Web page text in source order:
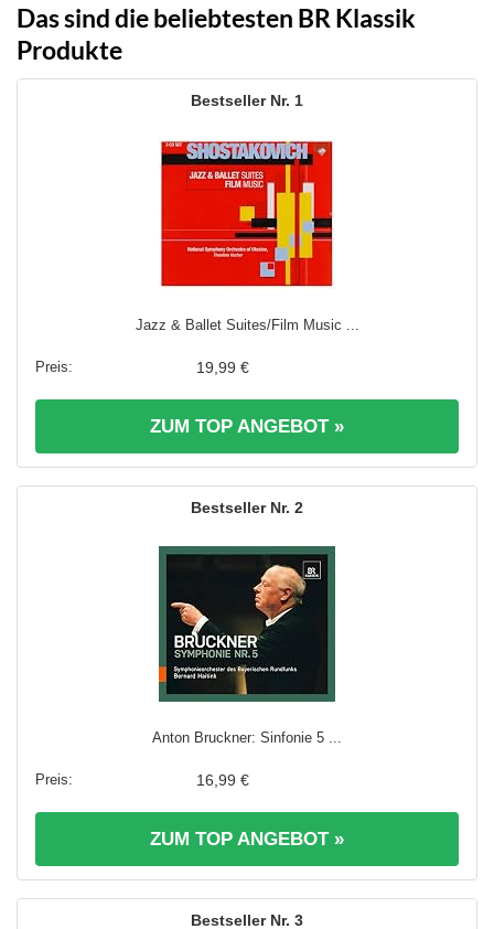
Das sind die beliebtesten BR Klassik
Produkte
1
Jazz & Ballet Suites/Film Music ...
19,99 €
ZUM TOP ANGEBOT »
2
Anton Bruckner: Sinfonie 5 ...
16,99 €
ZUM TOP ANGEBOT »
3